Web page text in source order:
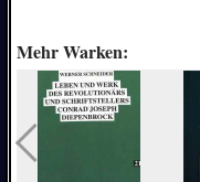
Mehr Warken: